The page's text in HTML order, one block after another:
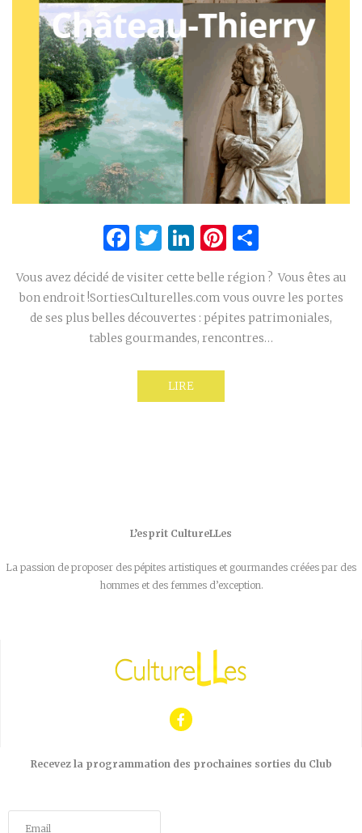
Facebook
Twitter
LinkedIn
Pinterest
Vous avez décidé de visiter cette belle région ? Vous êtes au
bon endroit !SortiesCulturelles.com vous ouvre les portes
de ses plus belles découvertes : pépites patrimoniales,
tables gourmandes, rencontres…
LIRE
L’esprit CultureLLes
La passion de proposer des pépites artistiques et gourmandes créées par des
hommes et des femmes d’exception.
Recevez la programmation des prochaines sorties du Club